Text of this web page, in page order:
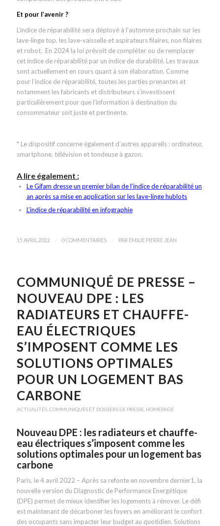
Et pour l’avenir ?
L’indice de réparabilité sera déployé à l’automne prochain sur les
lave-linge top, les lave-vaisselle et aspirateurs filaires, non filaires
et robot. En 2024 la loi prévoit de compléter ou de remplacer
cet indice de réparabilité par un indice de durabilité. Les travaux
sont actuellement en cours quant à son élaboration. Comme
pour l’indice de réparabilité, toutes les parties prenantes et
notamment les fabricants et distributeurs s’investissent
particulièrement pour que l’information à destination du
consommateur soit juste et pertinente.
* Le dispositif concerne également d’autres appareils : ordinateur,
smartphone, télévision et tondeuse à gazon.
A lire également :
Le Gifam dresse un premier bilan de l’indice de réparabilité un
an après sa mise en application sur les lave-linge hublots
L’indice de réparabilité en infographie
15 AVRIL 2022 0 COMMENTAIRES PAR EMILIE PIERRE JEAN
COMMUNIQUÉ DE PRESSE –
NOUVEAU DPE : LES
RADIATEURS ET CHAUFFE-
EAU ÉLECTRIQUES
S’IMPOSENT COMME LES
SOLUTIONS OPTIMALES
POUR UN LOGEMENT BAS
CARBONE
ACTUALITÉS, COMMUNIQUÉS ET DOSSIERS DE PRESSE, HOMEPAGE
Nouveau DPE : les radiateurs et chauffe-
eau électriques s’imposent comme les
solutions optimales pour un logement bas
carbone
Paris, le 4 avril 2022 – Après sa refonte en novembre dernier1, la
nouvelle version du Diagnostic de Performance Energétique
(DPE) permet de mieux identifier les logements à rénover. Le défi
est maintenant de décarboner les foyers en améliorant le confort
des occupants sans impacter leur budget au quotidien. Solutions